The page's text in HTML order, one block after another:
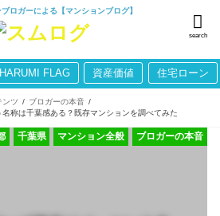
ロガーによる【マンションブログ】
search
HARUMI FLAG 資産価値 住宅ローン
ンツ
ブロガーの本音
名称は千葉感ある？既存マンションを調べてみた
ブロガーの本音
マンション全般
千葉県